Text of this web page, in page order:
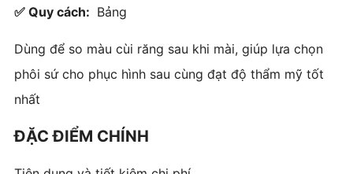
✅ Quy cách: Bảng
Dùng để so màu cùi răng sau khi mài, giúp lựa chọn
phôi sứ cho phục hình sau cùng đạt độ thẩm mỹ tốt
nhất
ĐẶC ĐIỂM CHÍNH